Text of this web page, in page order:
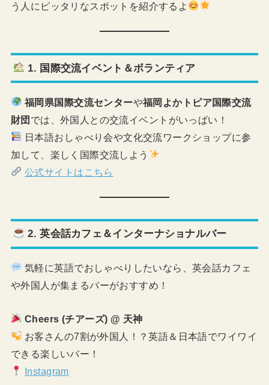
う人にピッタリなスポットを紹介するよ
1. 国際交流イベント＆ボランティア
福岡県国際交流センターや福岡よかトピア国際交流
財団 では、外国人との交流イベントがいっぱい！
日本語おしゃべり会や文化交流ワークショップに参
加して、楽しく国際交流しよう
公式サイトはこちら
2. 英会話カフェ＆インターナショナルバー
気軽に英語でおしゃべりしたいなら、英会話カフェ
や外国人が集まるバーがおすすめ！
Cheers (チアーズ) @ 天神
お客さんの7割が外国人！？英語＆日本語でワイワイ
できる楽しいバー！
Instagram